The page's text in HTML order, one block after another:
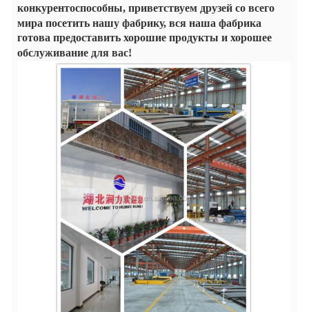
конкурентоспособны, приветствуем друзей со всего
мира посетить нашу фабрику, вся наша фабрика
готова предоставить хорошие продукты и хорошее
обслуживание для вас!